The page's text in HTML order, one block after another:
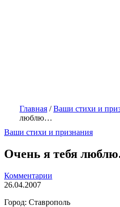
Главная /Ваши стихи и
люблю…
Ваши стихи и признания
Очень я тебя
Комментарии
26.04.2007
Город: Ставрополь